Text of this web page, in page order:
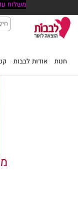
משלוח עד
חנות אודות לבבות